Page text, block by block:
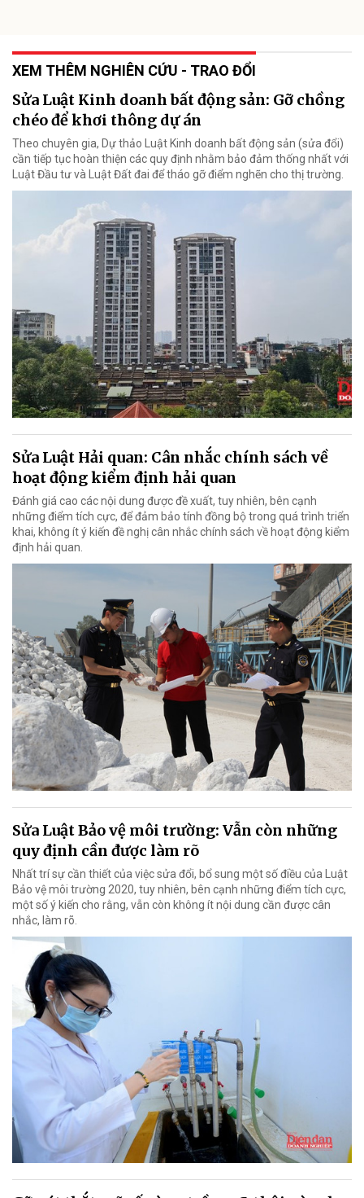
XEM THÊM NGHIÊN CỨU - TRAO ĐỔI
Sửa Luật Kinh doanh bất động sản: Gỡ chồng
chéo để khơi thông dự án
Theo chuyên gia, Dự thảo Luật Kinh doanh bất động sản (sửa đổi)
cần tiếp tục hoàn thiện các quy định nhằm bảo đảm thống nhất với
Luật Đầu tư và Luật Đất đai để tháo gỡ điểm nghẽn cho thị trường.
Sửa Luật Hải quan: Cân nhắc chính sách về
hoạt động kiểm định hải quan
Đánh giá cao các nội dung được đề xuất, tuy nhiên, bên cạnh
những điểm tích cực, để đảm bảo tính đồng bộ trong quá trình triển
khai, không ít ý kiến đề nghị cân nhắc chính sách về hoạt động kiểm
định hải quan.
Sửa Luật Bảo vệ môi trường: Vẫn còn những
quy định cần được làm rõ
Nhất trí sự cần thiết của việc sửa đổi, bổ sung một số điều của Luật
Bảo vệ môi trường 2020, tuy nhiên, bên cạnh những điểm tích cực,
một số ý kiến cho rằng, vẫn còn không ít nội dung cần được cân
nhắc, làm rõ.